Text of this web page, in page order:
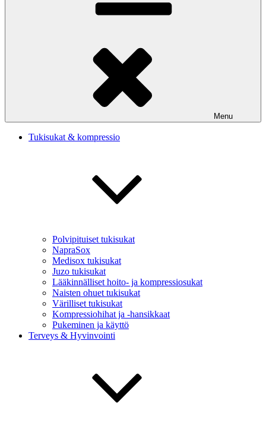
Menu
Tukisukat & kompressio
Polvipituiset tukisukat
NapraSox
Medisox tukisukat
Juzo tukisukat
Lääkinnälliset hoito- ja kompressiosukat
Naisten ohuet tukisukat
Värilliset tukisukat
Kompressiohihat ja -hansikkaat
Pukeminen ja käyttö
Terveys & Hyvinvointi